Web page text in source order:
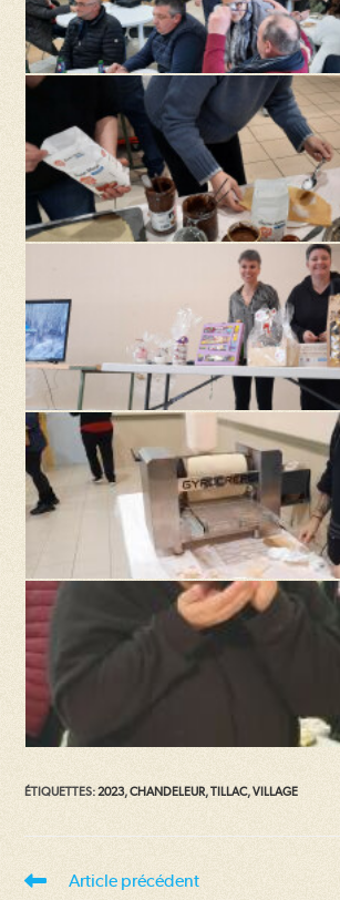
ÉTIQUETTES:2023,CHANDELEUR,TILLAC,VILLAGE
Read
Article précédent